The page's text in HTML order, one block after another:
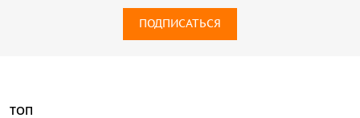
ПОДПИСАТЬСЯ
ТОП